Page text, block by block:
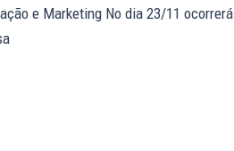
e Marketing No dia 23/11 ocorrerá